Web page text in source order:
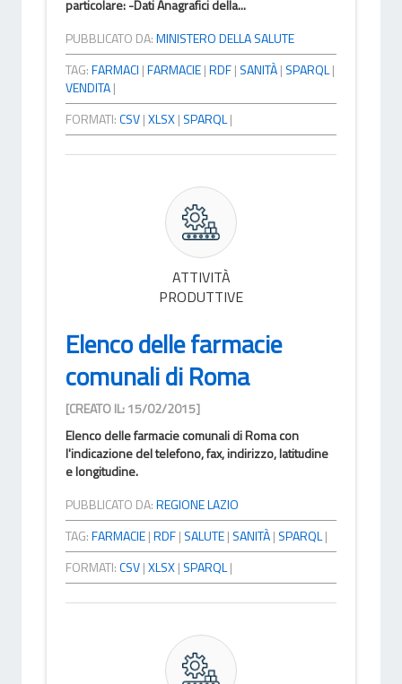
particolare: -Dati Anagrafici della...
PUBBLICATO DA:MINISTERO DELLA SALUTE
TAG:FARMACI |FARMACIE|RDF| SANITÀ| SPARQL|
VENDITA|
FORMATI:CSV|XLSX| SPARQL|
ATTIVITÀ
PRODUTTIVE
Elenco delle farmacie
comunali di Roma
[CREATO IL: 15/02/2015]
Elenco delle farmacie comunali di Roma con
l'indicazione del telefono, fax, indirizzo, latitudine
e longitudine.
PUBBLICATO DA:REGIONE LAZIO
TAG:FARMACIE|RDF| SALUTE| SANITÀ| SPARQL|
FORMATI:CSV|XLSX| SPARQL|